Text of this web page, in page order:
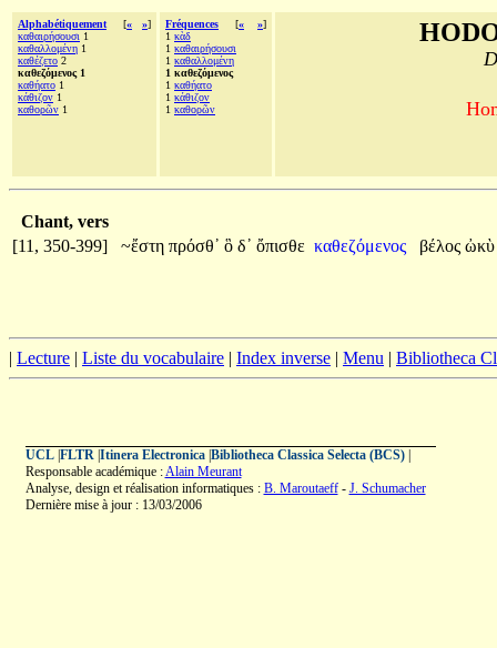
Alphabétiquement [« »]
καθαιρήσουσι 1
καθαλλομένη 1
καθέζετο 2
καθεζόμενος 1
καθήατο 1
κάθιζον 1
καθορῶν 1
Fréquences [« »]
1 κὰδ
1 καθαιρήσουσι
1 καθαλλομένη
1 καθεζόμενος
1 καθήατο
1 κάθιζον
1 καθορῶν
Chant, vers
[11, 350-399]
~ἔστη πρόσθ᾽ ὃ δ᾽ ὄπισθε καθεζόμενος βέλος
| Lecture | Liste du vocabulaire | Index inverse | Menu | Bibliotheca
UCL| FLTR| Itinera Electronica| Bibliotheca Classica Selecta (BCS)|
Responsable académique :Alain Meurant
Analyse, design et réalisation informatiques : B. Maroutaeff- J. Schumacher
Dernière mise à jour : 13/03/2006